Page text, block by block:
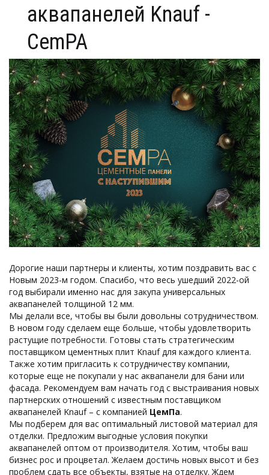
аквапанелей Knauf -
CemPA
Дорогие наши партнеры и клиенты, хотим поздравить вас с
Новым 2023-м годом. Спасибо, что весь ушедший 2022-ой
год выбирали именно нас для закупа универсальных
аквапанелей толщиной 12 мм.
Мы делали все, чтобы вы были довольны сотрудничеством.
В новом году сделаем еще больше, чтобы удовлетворить
растущие потребности. Готовы стать стратегическим
поставщиком цементных плит Knauf для каждого клиента.
Также хотим пригласить к сотрудничеству компании,
которые еще не покупали у нас аквапанели для бани или
фасада. Рекомендуем вам начать год с выстраивания новых
партнерских отношений с известным поставщиком
аквапанелей Knauf – с компанией ЦемПа.
Мы подберем для вас оптимальный листовой материал для
отделки. Предложим выгодные условия покупки
аквапанелей оптом от производителя. Хотим, чтобы ваш
бизнес рос и процветал. Желаем достичь новых высот и без
проблем сдать все объекты, взятые на отделку. Ждем